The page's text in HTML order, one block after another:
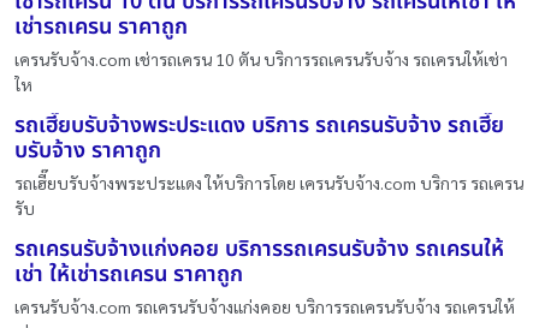
เช่ารถเครน ราคาถูก
เครนรับจ้าง.com เช่ารถเครน 10 ตัน บริการรถเครนรับจ้าง รถเครนให้เช่า
ให
รถเฮี๊ยบรับจ้างพระประแดง บริการ รถเครนรับจ้าง รถเฮี๊ย
บรับจ้าง ราคาถูก
รถเฮี๊ยบรับจ้างพระประแดง ให้บริการโดย เครนรับจ้าง.com บริการ รถเครน
รับ
รถเครนรับจ้างแก่งคอย บริการรถเครนรับจ้าง รถเครนให้
เช่า ให้เช่ารถเครน ราคาถูก
เครนรับจ้าง.com รถเครนรับจ้างแก่งคอย บริการรถเครนรับจ้าง รถเครนให้